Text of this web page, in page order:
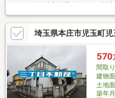
ターサービスがついており、住ん
ます！内覧時に、無料相談・お見
オウチ探しも、リフォームも一緒
『きつね隊』・『ゴリラ隊』とい
みが、整っています♪／住んでか
っております♪お家のこと、すべ
ださい＾＾
埼玉県本庄市児玉町
570
間取り
建物
土地
築年月